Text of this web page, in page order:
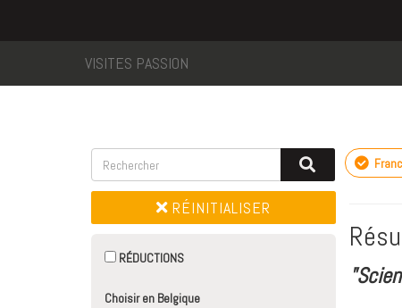
VISITES PASSION
RÉINITIALISER
RÉDUCTIONS
Choisir en Belgique